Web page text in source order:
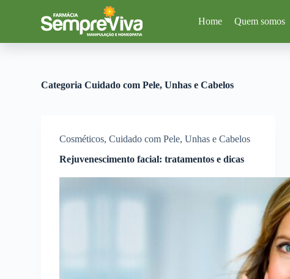
a
Home Quem somos
Categoria Cuidado com Pele, Unhas e Cabelos
Cosméticos,Cuidado com Pele, Unhas e Cabelos
Rejuvenescimento facial: tratamentos e dicas